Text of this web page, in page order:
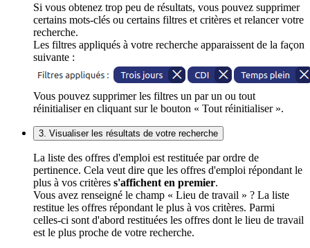
Si vous obtenez trop peu de résultats, vous pouvez supprimer
certains mots-clés ou certains filtres et critères et relancer votre
recherche.
Les filtres appliqués à votre recherche apparaissent de la façon
suivante :
Vous pouvez supprimer les filtres un par un ou tout
réinitialiser en cliquant sur le bouton « Tout réinitialiser ».
3. Visualiser les résultats de votre recherche
La liste des offres d'emploi est restituée par ordre de
pertinence. Cela veut dire que les offres d'emploi répondant le
plus à vos critères s'affichent en premier.
Vous avez renseigné le champ « Lieu de travail » ? La liste
restitue les offres répondant le plus à vos critères. Parmi
celles-ci sont d'abord restituées les offres dont le lieu de travail
est le plus proche de votre recherche.